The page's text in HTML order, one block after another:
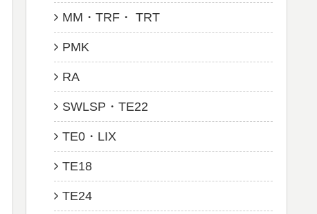
MM・TRF・ TRT
PMK
RA
SWLSP・TE22
TE0・LIX
TE18
TE24